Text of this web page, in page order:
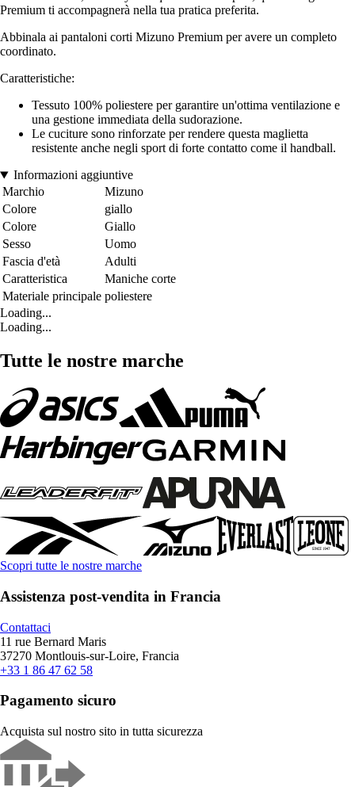
Premium ti accompagnerà nella tua pratica preferita.
Abbinala ai pantaloni corti Mizuno Premium per avere un completo
coordinato.
Caratteristiche:
Tessuto 100% poliestere per garantire un'ottima ventilazione e
una gestione immediata della sudorazione.
Le cuciture sono rinforzate per rendere questa maglietta
resistente anche negli sport di forte contatto come il handball.
Informazioni aggiuntive
Marchio
Mizuno
Colore
giallo
Colore
Giallo
Sesso
Uomo
Fascia d'età
Adulti
Caratteristica
Maniche corte
Materiale principale poliestere
Loading...
Loading...
Tutte le nostre marche
Scopri tutte le nostre marche
Assistenza post-vendita in Francia
Contattaci
11 rue Bernard Maris
37270 Montlouis-sur-Loire, Francia
+33 1 86 47 62 58
Pagamento sicuro
Acquista sul nostro sito in tutta sicurezza